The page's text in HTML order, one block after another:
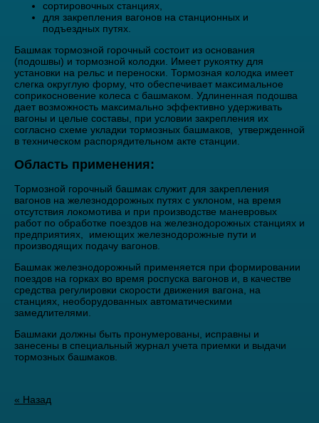
сортировочных станциях,
для закрепления вагонов на станционных и
подъездных путях.
Башмак тормозной горочный состоит из основания
(подошвы) и тормозной колодки. Имеет рукоятку для
установки на рельс и переноски. Тормозная колодка имеет
слегка округлую форму, что обеспечивает максимальное
соприкосновение колеса с башмаком. Удлиненная подошва
дает возможность максимально эффективно удерживать
вагоны и целые составы, при условии закрепления их
согласно схеме укладки тормозных башмаков, утвержденной
в техническом распорядительном акте станции.
Область применения:
Тормозной горочный башмак служит для закрепления
вагонов на железнодорожных путях с уклоном, на время
отсутствия локомотива и при производстве маневровых
работ по обработке поездов на железнодорожных станциях и
предприятиях, имеющих железнодорожные пути и
производящих подачу вагонов.
Башмак железнодорожный применяется при формировании
поездов на горках во время роспуска вагонов и, в качестве
средства регулировки скорости движения вагона, на
станциях, необорудованных автоматическими
замедлителями.
Башмаки должны быть пронумерованы, исправны и
занесены в специальный журнал учета приемки и выдачи
тормозных башмаков.
« Назад